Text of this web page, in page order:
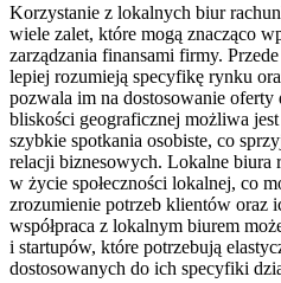
Korzystanie z lokalnych biur
wiele zalet, które mogą znacząco
zarządzania finansami firmy.
lepiej rozumieją specyfikę rynku
pozwala im na dostosowanie
bliskości geograficznej możliwa
szybkie spotkania osobiste, co
relacji biznesowych. Lokalne biura
w życie społeczności lokalnej, co
zrozumienie potrzeb klientów oraz
współpraca z lokalnym biurem
i startupów, które potrzebują
dostosowanych do ich specyfiki